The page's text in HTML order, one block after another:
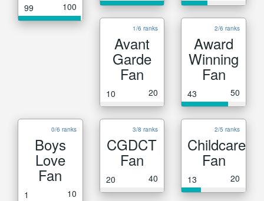
99 100
1/6 ranks
Avant
Garde
Fan
10 20
2/6 ranks
Award
Winning
Fan
43 50
0/6 ranks
Boys
Love
Fan
1 10
3/8 ranks
CGDCT
Fan
20 40
2/5 ranks
Childcare
Fan
13 20